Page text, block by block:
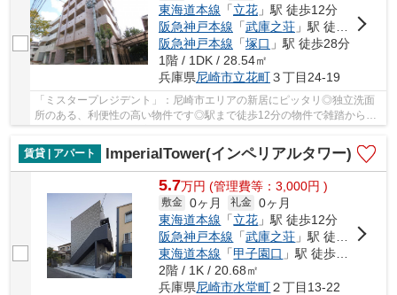
東海道本線 「立花」駅 徒歩12分
阪急神戸本線 「武庫之荘」駅 徒歩22分
阪急神戸本線 「塚口 」駅 徒歩28分
1階 / 1DK / 28.54㎡
兵庫県尼崎市立花町３丁目24-19
「ミスタープレジデント」：尼崎市エリアの新居にピッタリ◎独立洗面
所のある、利便性の高い物件です◎駅まで徒歩12分の物件で雑踏から少
し離れた立地です◎充実した毎日を送る為の第一歩...
賃貸 | アパート
ImperialTower(インペリアルタワー)
5.7万円 (管理費等：3,000円 )
敷金 0ヶ月 礼金 0ヶ月
東海道本線 「立花 」駅 徒歩12分
阪急神戸本線 「武庫之荘 」駅 徒歩18分
東海道本線 「甲子園口 」駅 徒歩28分
2階 / 1K / 20.68㎡
兵庫県尼崎市水堂町２丁目13-22